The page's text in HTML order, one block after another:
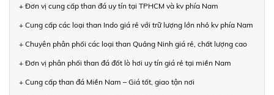
+ Đơn vị cung cấp than đá uy tín tại TPHCM và kv phía Nam
+ Cung cấp các loại than Indo giá rẻ với trữ lượng lớn nhỏ kv phía Nam
+ Chuyên phân phối các loại than Quảng Ninh giá rẻ, chất lượng cao
+ Đơn vị phân phối than đá đốt lò hơi uy tín giá rẻ tại miền Nam
+ Cung cấp than đá Miền Nam – Giá tốt, giao tận nơi